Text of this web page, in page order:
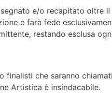
e/o recapitato oltre
e farà fede
restando esclusa
che saranno
Artistica è insindacabile.